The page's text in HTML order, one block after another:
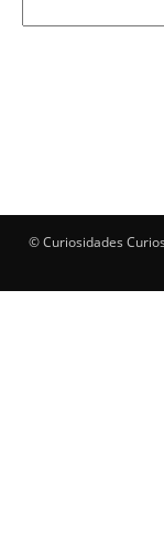
© Curiosidades